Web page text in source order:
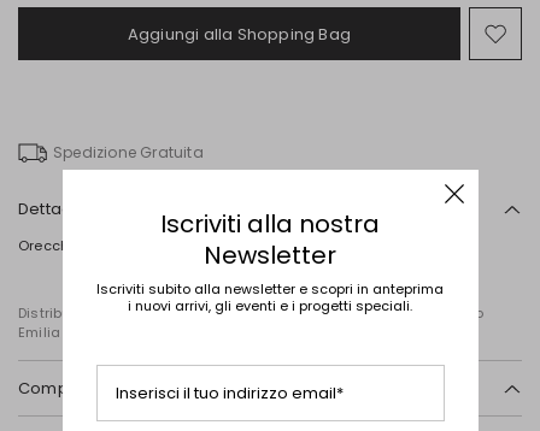
Aggiungi alla Shopping Bag
Spedizione Gratuita
Dettagli
Orecchini a semicerchio con perla centrale. Chiusura a perno.
Distribuito da Diffusione Tessile S.r.l., con sede in Cavriago, Reggio
Emilia (Italia), Via Santi n. 8, 42025
Composizione e lavaggio
Plastica, metallo.
Iscriviti alla nostra
Newsletter
Iscriviti subito alla newsletter e scopri in anteprima
i nuovi arrivi, gli eventi e i progetti speciali.
Inserisci il tuo indirizzo email*